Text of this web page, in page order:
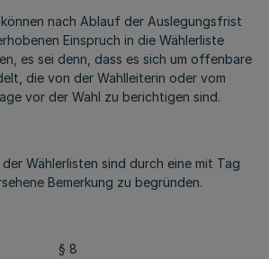
nach Ablauf der Auslegungsfrist
Einspruch in die Wählerliste
es sei denn, dass es sich um offenbare
die von der Wahlleiterin oder vom
vor der Wahl zu berichtigen sind.
Wählerlisten sind durch eine mit Tag
Bemerkung zu begründen.
§ 8